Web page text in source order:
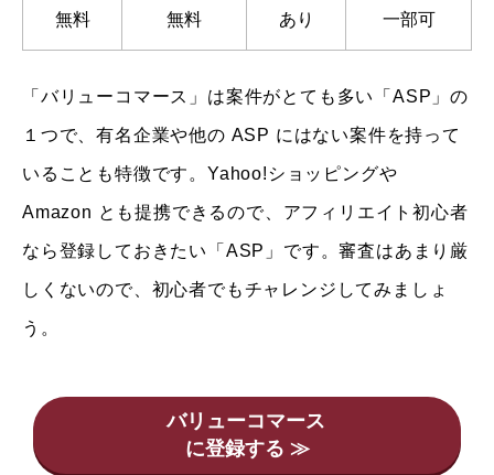
無料 無料 あり 一部可
「バリューコマース」は案件がとても多い「ASP」の
１つで、有名企業や他の ASP にはない案件を持って
いることも特徴です。Yahoo!ショッピングや
Amazon とも提携できるので、アフィリエイト初心者
なら登録しておきたい「ASP」です。審査はあまり厳
しくないので、初心者でもチャレンジしてみましょ
う。
バリューコマース